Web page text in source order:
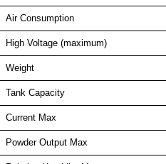
Air Consumption
High Voltage (maximum)
Weight
Tank Capacity
Current Max
Powder Output Max